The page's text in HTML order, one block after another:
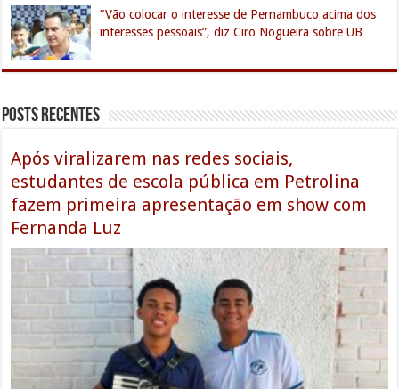
“Vão colocar o interesse de Pernambuco acima dos
interesses pessoais”, diz Ciro Nogueira sobre UB
Posts Recentes
Após viralizarem nas redes sociais,
estudantes de escola pública em Petrolina
fazem primeira apresentação em show com
Fernanda Luz